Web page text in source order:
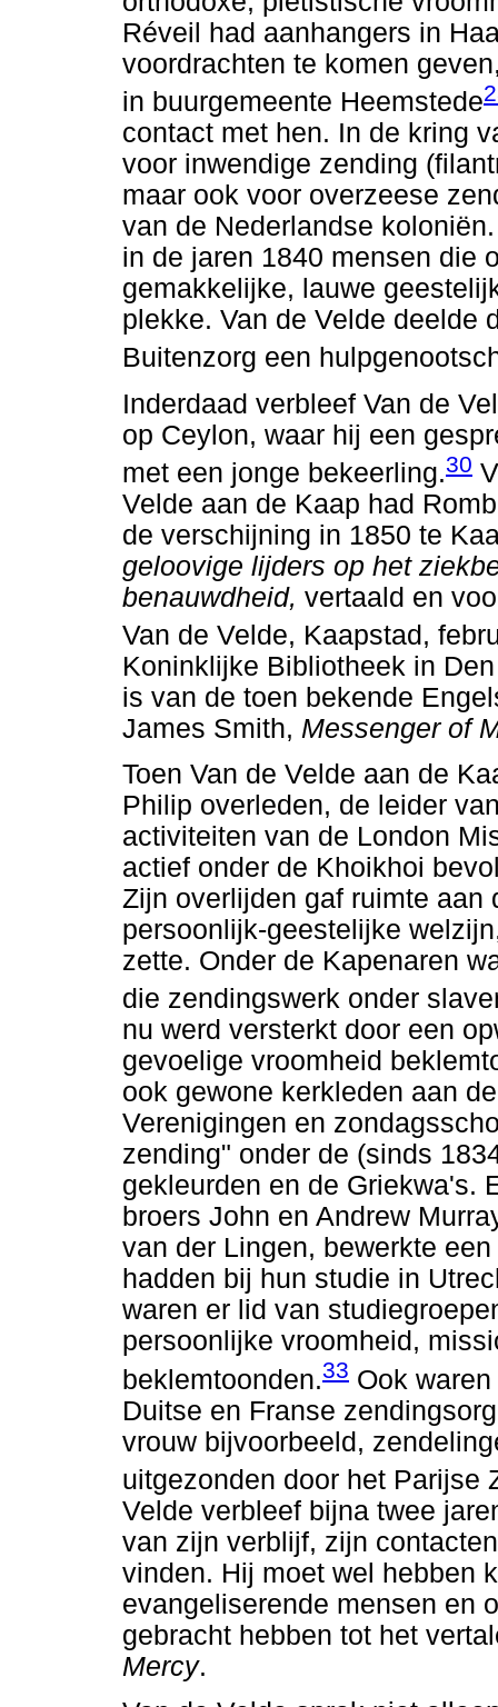
Réveil had aanhangers in
voordrachten te komen
in buurgemeente Heemstede
contact met hen. In de kring
voor inwendige zending
maar ook voor overzeese
van de Nederlandse
in de jaren 1840 mensen die
gemakkelijke, lauwe
plekke. Van de Velde deelde
Buitenzorg een
Inderdaad verbleef Van de
op Ceylon, waar hij een
met een jonge bekeerling.30
Velde aan de Kaap had
de verschijning in 1850 te
geloovige lijders op het
benauwdheid, vertaald en
Van de Velde, Kaapstad,
Koninklijke Bibliotheek in
is van de toen bekende
James Smith, Messenger of
Toen Van de Velde aan de
Philip overleden, de leider
activiteiten van de London
actief onder de Khoikhoi
Zijn overlijden gaf ruimte aan
persoonlijk-geestelijke
zette. Onder de Kapenaren
die zendingswerk onder
nu werd versterkt door een
gevoelige vroomheid
ook gewone kerkleden aan
Verenigingen en
zending" onder de (sinds
gekleurden en de Griekwa's.
broers John en Andrew
van der Lingen, bewerkte
hadden bij hun studie in
waren er lid van
persoonlijke vroomheid,
beklemtoonden.33 Ook
Duitse en Franse
vrouw bijvoorbeeld,
uitgezonden door het Parijse
Velde verbleef bijna twee
van zijn verblijf, zijn
vinden. Hij moet wel hebben
evangeliserende mensen en
gebracht hebben tot het
Mercy.